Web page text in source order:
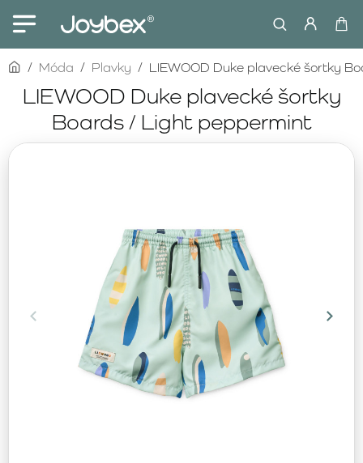
LIEWOOD Duke plavecké šortky
Boards / Light peppermint
homeMóda Plavky LIEWOOD Duke plavecké šortky